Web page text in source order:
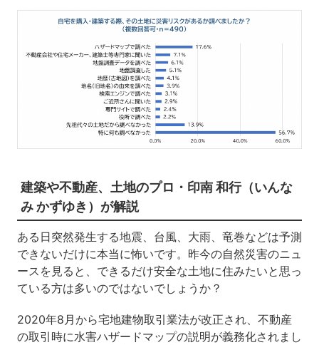
建築や不動産、土地のプロ・印南 和行（いんな
み かずゆき）が解説
ある日突然発生する地震、台風、大雨、竜巻などは予測
できないだけに本当に怖いです。昨今の自然災害のニュ
ースを見ると、できるだけ安全な土地に住みたいと思っ
ている方は多いのではないでしょうか？
2020年8月から宅地建物取引業法が改正され、不動産
の取引時に水害ハザードマップの説明が義務化されまし